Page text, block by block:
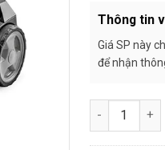
Thông tin
Giá SP này
để nhận
Số lượng